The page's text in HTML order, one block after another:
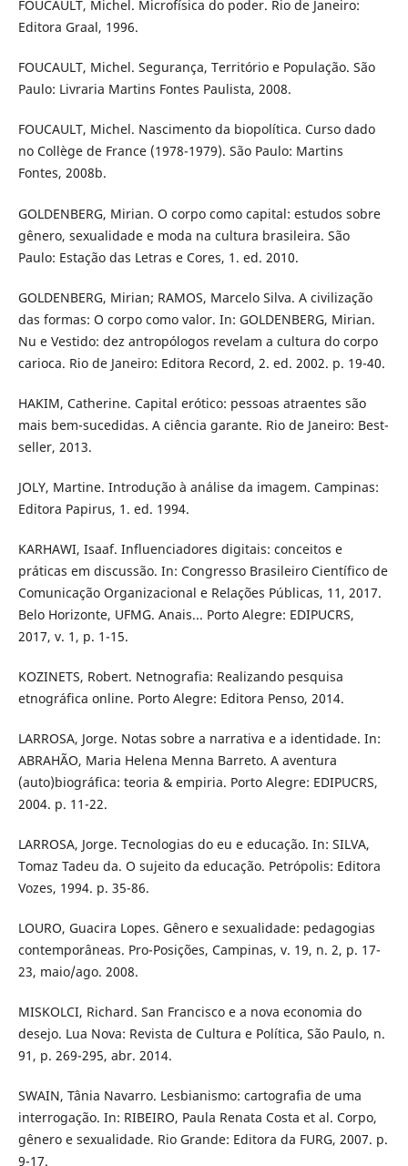
FOUCAULT, Michel. Microfísica do poder. Rio de Janeiro:
Editora Graal, 1996.
FOUCAULT, Michel. Segurança, Território e População. São
Paulo: Livraria Martins Fontes Paulista, 2008.
FOUCAULT, Michel. Nascimento da biopolítica. Curso dado
no Collège de France (1978-1979). São Paulo: Martins
Fontes, 2008b.
GOLDENBERG, Mirian. O corpo como capital: estudos sobre
gênero, sexualidade e moda na cultura brasileira. São
Paulo: Estação das Letras e Cores, 1. ed. 2010.
GOLDENBERG, Mirian; RAMOS, Marcelo Silva. A civilização
das formas: O corpo como valor. In: GOLDENBERG, Mirian.
Nu e Vestido: dez antropólogos revelam a cultura do corpo
carioca. Rio de Janeiro: Editora Record, 2. ed. 2002. p. 19-40.
HAKIM, Catherine. Capital erótico: pessoas atraentes são
mais bem-sucedidas. A ciência garante. Rio de Janeiro: Best-
seller, 2013.
JOLY, Martine. Introdução à análise da imagem. Campinas:
Editora Papirus, 1. ed. 1994.
KARHAWI, Isaaf. Influenciadores digitais: conceitos e
práticas em discussão. In: Congresso Brasileiro Científico de
Comunicação Organizacional e Relações Públicas, 11, 2017.
Belo Horizonte, UFMG. Anais... Porto Alegre: EDIPUCRS,
2017, v. 1, p. 1-15.
KOZINETS, Robert. Netnografia: Realizando pesquisa
etnográfica online. Porto Alegre: Editora Penso, 2014.
LARROSA, Jorge. Notas sobre a narrativa e a identidade. In:
ABRAHÃO, Maria Helena Menna Barreto. A aventura
(auto)biográfica: teoria & empiria. Porto Alegre: EDIPUCRS,
2004. p. 11-22.
LARROSA, Jorge. Tecnologias do eu e educação. In: SILVA,
Tomaz Tadeu da. O sujeito da educação. Petrópolis: Editora
Vozes, 1994. p. 35-86.
LOURO, Guacira Lopes. Gênero e sexualidade: pedagogias
contemporâneas. Pro-Posições, Campinas, v. 19, n. 2, p. 17-
23, maio/ago. 2008.
MISKOLCI, Richard. San Francisco e a nova economia do
desejo. Lua Nova: Revista de Cultura e Política, São Paulo, n.
91, p. 269-295, abr. 2014.
SWAIN, Tânia Navarro. Lesbianismo: cartografia de uma
interrogação. In: RIBEIRO, Paula Renata Costa et al. Corpo,
gênero e sexualidade. Rio Grande: Editora da FURG, 2007. p.
9-17.